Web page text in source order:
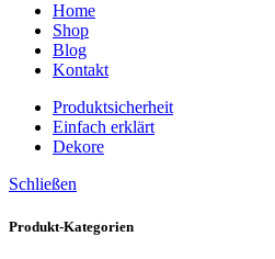
Home
Shop
Blog
Kontakt
Produktsicherheit
Einfach erklärt
Dekore
Schließen
Produkt-Kategorien